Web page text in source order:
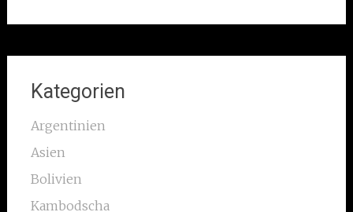
Kategorien
Argentinien
Asien
Bolivien
Kambodscha